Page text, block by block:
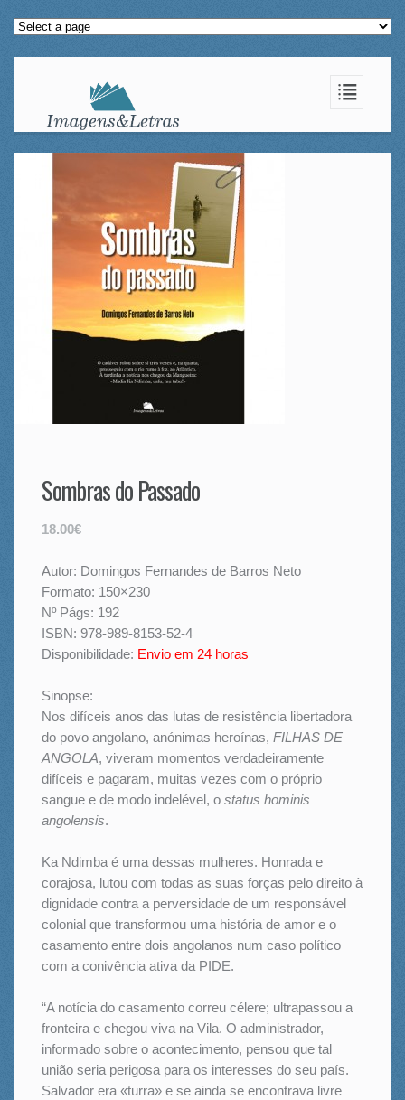
Sombras do Passado
18.00€
Autor: Domingos Fernandes de Barros Neto
Formato: 150×230
Nº Págs: 192
ISBN: 978-989-8153-52-4
Disponibilidade: Envio em 24 horas
Sinopse:
Nos difíceis anos das lutas de resistência libertadora
do povo angolano, anónimas heroínas, FILHAS DE
ANGOLA, viveram momentos verdadeiramente
difíceis e pagaram, muitas vezes com o próprio
sangue e de modo indelével, o status hominis
angolensis.
Ka Ndimba é uma dessas mulheres. Honrada e
corajosa, lutou com todas as suas forças pelo direito à
dignidade contra a perversidade de um responsável
colonial que transformou uma história de amor e o
casamento entre dois angolanos num caso político
com a conivência ativa da PIDE.
“A notícia do casamento correu célere; ultrapassou a
fronteira e chegou viva na Vila. O administrador,
informado sobre o acontecimento, pensou que tal
união seria perigosa para os interesses do seu país.
Salvador era «turra» e se ainda se encontrava livre